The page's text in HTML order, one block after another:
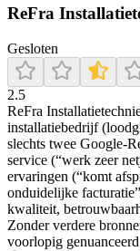
ReFra
Gesloten
2.5
ReFra
installatiebedrijf
slechts twee Google-
service (“werk zeer
ervaringen (“komt
onduidelijke
kwaliteit,
Zonder verdere
voorlopig